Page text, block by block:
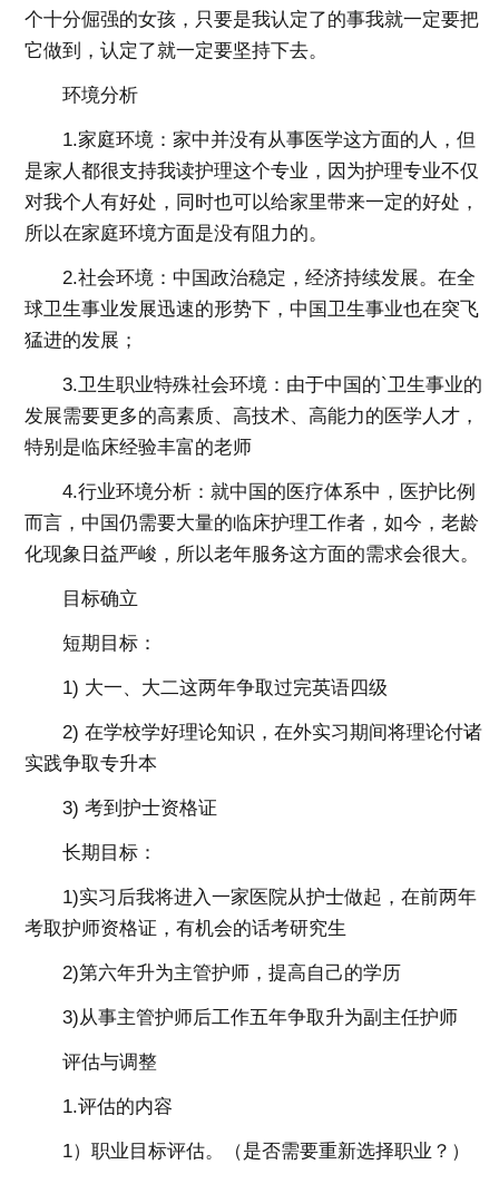
个十分倔强的女孩，只要是我认定了的事我就一定要把
它做到，认定了就一定要坚持下去。
环境分析
1.家庭环境：家中并没有从事医学这方面的人，但
是家人都很支持我读护理这个专业，因为护理专业不仅
对我个人有好处，同时也可以给家里带来一定的好处，
所以在家庭环境方面是没有阻力的。
2.社会环境：中国政治稳定，经济持续发展。在全
球卫生事业发展迅速的形势下，中国卫生事业也在突飞
猛进的发展；
3.卫生职业特殊社会环境：由于中国的`卫生事业的
发展需要更多的高素质、高技术、高能力的医学人才，
特别是临床经验丰富的老师
4.行业环境分析：就中国的医疗体系中，医护比例
而言，中国仍需要大量的临床护理工作者，如今，老龄
化现象日益严峻，所以老年服务这方面的需求会很大。
目标确立
短期目标：
1) 大一、大二这两年争取过完英语四级
2) 在学校学好理论知识，在外实习期间将理论付诸
实践争取专升本
3) 考到护士资格证
长期目标：
1)实习后我将进入一家医院从护士做起，在前两年
考取护师资格证，有机会的话考研究生
2)第六年升为主管护师，提高自己的学历
3)从事主管护师后工作五年争取升为副主任护师
评估与调整
1.评估的内容
1）职业目标评估。（是否需要重新选择职业？）